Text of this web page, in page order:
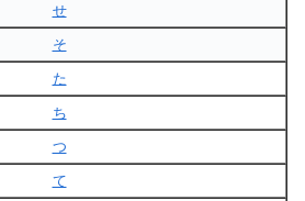
せ
そ
た
ち
つ
て